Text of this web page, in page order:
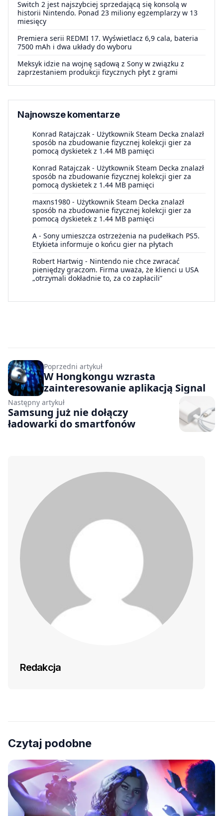
Switch 2 jest najszybciej sprzedającą się konsolą w
historii Nintendo. Ponad 23 miliony egzemplarzy w 13
miesięcy
Premiera serii REDMI 17. Wyświetlacz 6,9 cala, bateria
7500 mAh i dwa układy do wyboru
Meksyk idzie na wojnę sądową z Sony w związku z
zaprzestaniem produkcji fizycznych płyt z grami
Najnowsze komentarze
Konrad Ratajczak - Użytkownik Steam Decka znalazł
sposób na zbudowanie fizycznej kolekcji gier za
pomocą dyskietek z 1.44 MB pamięci
Konrad Ratajczak - Użytkownik Steam Decka znalazł
sposób na zbudowanie fizycznej kolekcji gier za
pomocą dyskietek z 1.44 MB pamięci
maxns1980 - Użytkownik Steam Decka znalazł
sposób na zbudowanie fizycznej kolekcji gier za
pomocą dyskietek z 1.44 MB pamięci
A - Sony umieszcza ostrzeżenia na pudełkach PS5.
Etykieta informuje o końcu gier na płytach
Robert Hartwig - Nintendo nie chce zwracać
pieniędzy graczom. Firma uważa, że klienci u USA
„otrzymali dokładnie to, za co zapłacili”
Poprzedni artykuł
W Hongkongu wzrasta
zainteresowanie aplikacją Signal
Następny artykuł
Samsung już nie dołączy
ładowarki do smartfonów
Redakcja
Czytaj podobne